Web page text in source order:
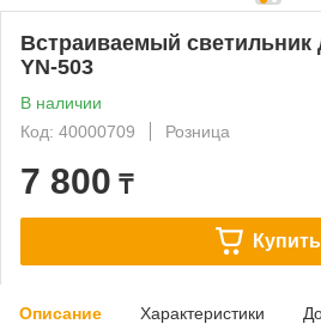
Встраиваемый светильник
YN-503
В наличии
Код: 40000709
Розница
7 800 ₸
Купить
Описание Характеристики